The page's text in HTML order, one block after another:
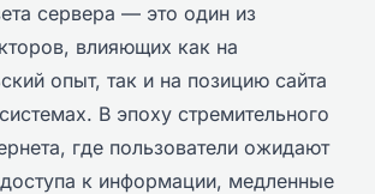
сервера — это один из
влияющих как на
опыт, так и на позицию сайта
В эпоху стремительного
где пользователи ожидают
к информации, медленные